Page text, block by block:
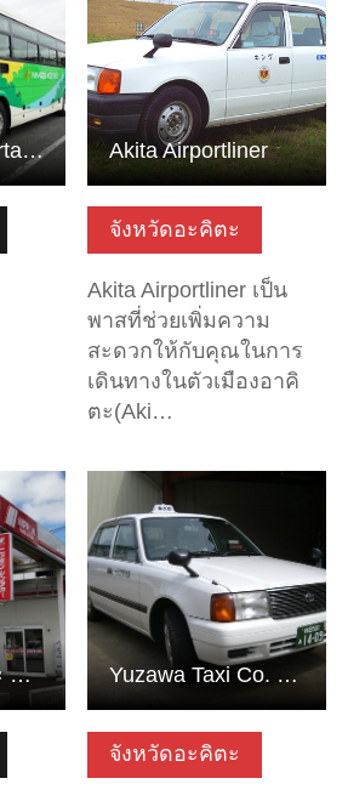
Miyagi Transportation. Co., Ltd.
จังหวัดอะคิตะ
Akita Airportliner เป็น
พาสที่ช่วยเพิ่มความ
สะดวกให้กับคุณในการ
เดินทางในตัวเมืองอาคิ
ตะ(Aki…
Akita Airportliner
นิปปอน เรนท์ อะ คาร์
จังหวัดอะคิตะ
ดูข้อมูลพื้นฐาน
Yuzawa Taxi Co. Ltd.